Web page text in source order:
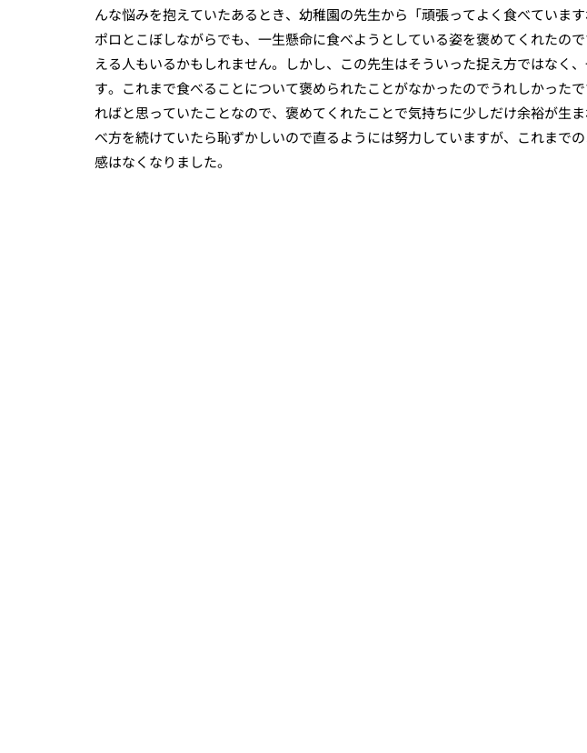
んな悩みを抱えていたあるとき、幼稚園の先生から「頑張ってよく食べていま
ポロとこぼしながらでも、一生懸命に食べようとしている姿を褒めてくれたの
える人もいるかもしれません。しかし、この先生はそういった捉え方ではなく
す。これまで食べることについて褒められたことがなかったのでうれしかった
ればと思っていたことなので、褒めてくれたことで気持ちに少しだけ余裕が生
べ方を続けていたら恥ずかしいので直るようには努力していますが、これまで
感はなくなりました。